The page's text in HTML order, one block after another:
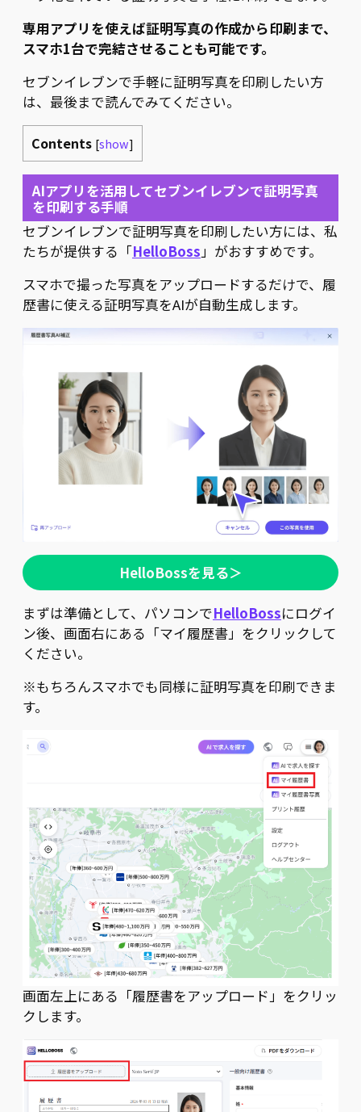
専用アプリを使えば証明写真の作成から印刷まで、
スマホ1台で完結させることも可能です。
セブンイレブンで手軽に証明写真を印刷したい方
は、最後まで読んでみてください。
Contents [show]
AIアプリを活用してセブンイレブンで証明写真
を印刷する手順
セブンイレブンで証明写真を印刷したい方には、私
たちが提供する「HelloBoss」がおすすめです。
スマホで撮った写真をアップロードするだけで、履
歴書に使える証明写真をAIが自動生成します。
HelloBossを見る＞
まずは準備として、パソコンでHelloBossにログイ
ン後、画面右にある「マイ履歴書」をクリックして
ください。
※もちろんスマホでも同様に証明写真を印刷できま
す。
画面左上にある「履歴書をアップロード」をクリッ
クします。